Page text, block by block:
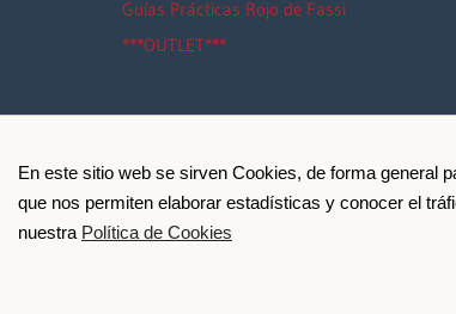
En este sitio web se sirven Cookies, de forma general
que nos permiten elaborar estadísticas y conocer el
nuestra Política de Cookies
Guías Prácticas Rojo de Fassi
***OUTLET***